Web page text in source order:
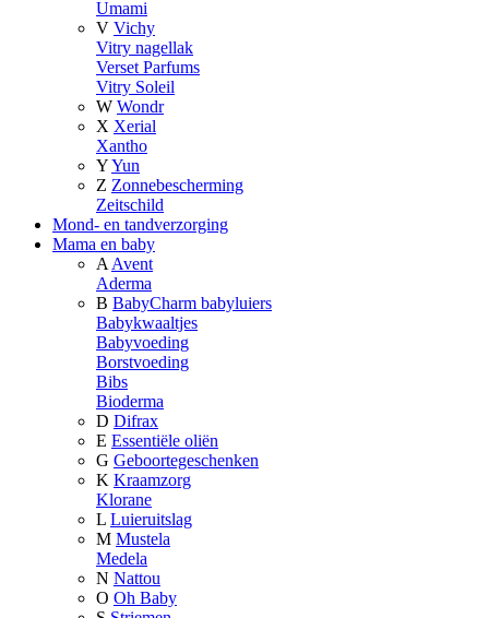
Umami
V Vichy
Vitry nagellak
Verset Parfums
Vitry Soleil
W Wondr
X Xerial
Xantho
YYun
Z Zonnebescherming
Zeitschild
Mond- en tandverzorging
Mama en baby
A Avent
Aderma
B BabyCharm babyluiers
Babykwaaltjes
Babyvoeding
Borstvoeding
Bibs
Bioderma
D Difrax
E Essentiële oliën
G Geboortegeschenken
K Kraamzorg
Klorane
L Luieruitslag
M Mustela
Medela
N Nattou
O Oh Baby